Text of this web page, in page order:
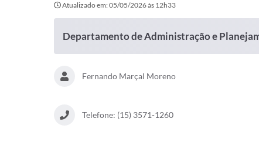
Atualizado em: 05/05/2026 às 12h33
Departamento de Administração e
Fernando Marçal Moreno
Telefone: (15) 3571-1260